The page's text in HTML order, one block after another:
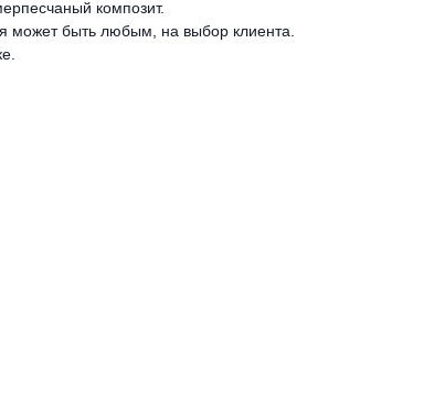
композит.
может быть любым, на выбор клиента.